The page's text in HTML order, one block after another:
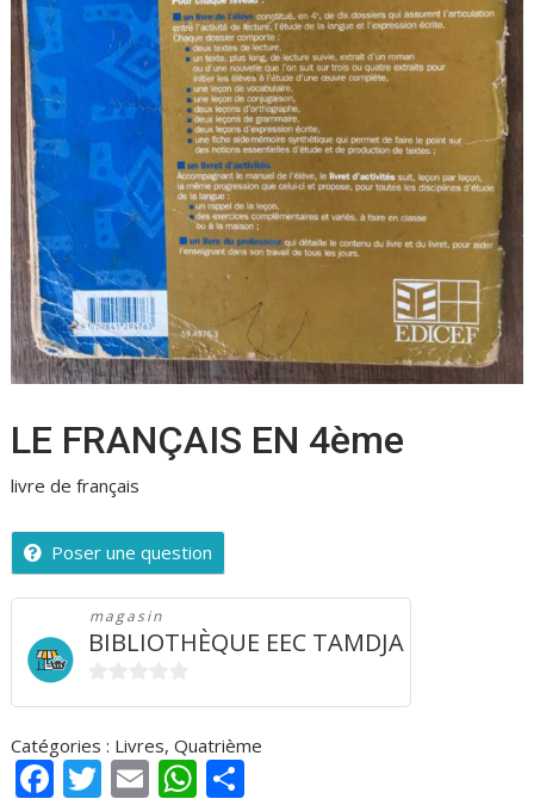
LE FRANÇAIS EN 4ème
livre de français
Poser une question
magasin
BIBLIOTHÈQUE EEC TAMDJA
u
r
Catégories : Livres,Quatrième
F T E W